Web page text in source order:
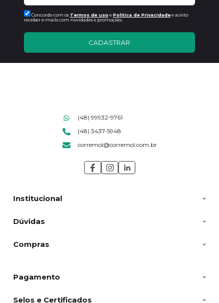
Concordo com os Termos de uso ePolitica de Privacidadee aceito
receber e-mails com novidades e promoções.
CADASTRAR
Institucional
Dúvidas
Compras
(48) 99932-9761
(48) 3437-5948
corremol@corremol.com.br
Pagamento
Selos e Certificados